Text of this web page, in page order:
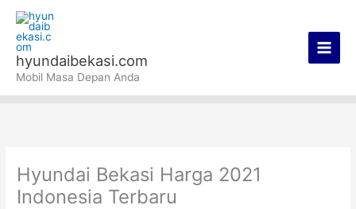
konten
hyundaibekasi.com
Mobil Masa Depan Anda
Hyundai Bekasi Harga 2021
Indonesia Terbaru